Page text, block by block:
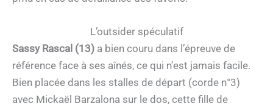
L’outsider spéculatif
Sassy Rascal (13) a bien couru dans l’épreuve de
référence face à ses aînés, ce qui n’est jamais facile.
Bien placée dans les stalles de départ (corde n°3)
avec Mickaël Barzalona sur le dos, cette fille de